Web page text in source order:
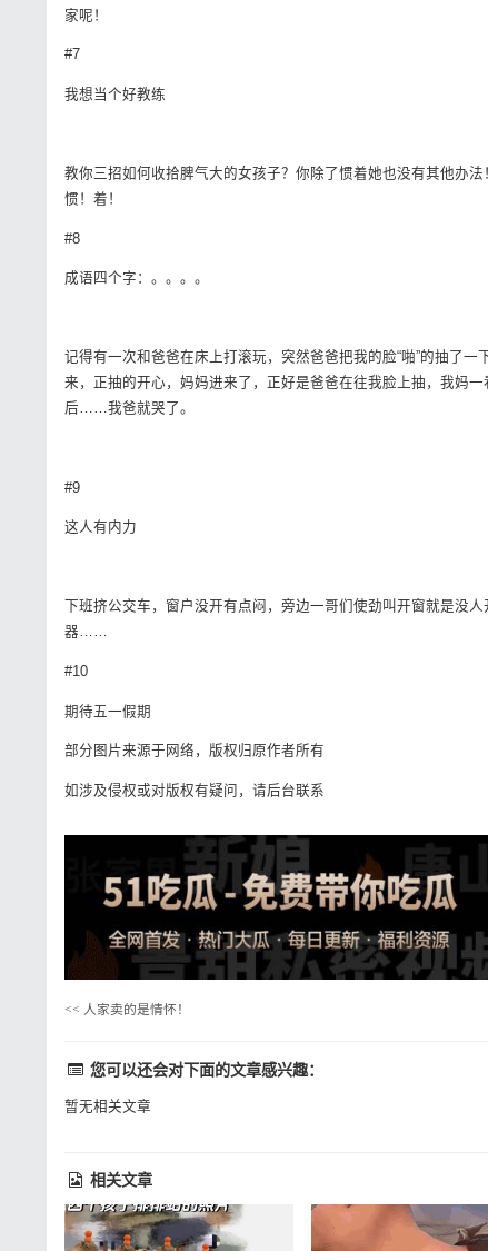
家呢！
#7
我想当个好教练
教你三招如何收拾脾气大的女孩子？你除了惯着她也没有其他办
惯！着！
#8
成语四个字：。。。。
记得有一次和爸爸在床上打滚玩，突然爸爸把我的脸“啪”的抽了
来，正抽的开心，妈妈进来了，正好是爸爸在往我脸上抽，我妈
后……我爸就哭了。
#9
这人有内力
下班挤公交车，窗户没开有点闷，旁边一哥们使劲叫开窗就是没
器……
#10
期待五一假期
部分图片来源于网络，版权归原作者所有
如涉及侵权或对版权有疑问，请后台联系
<< 人家卖的是情怀！
您可以还会对下面的文章感兴趣：
暂无相关文章
相关文章